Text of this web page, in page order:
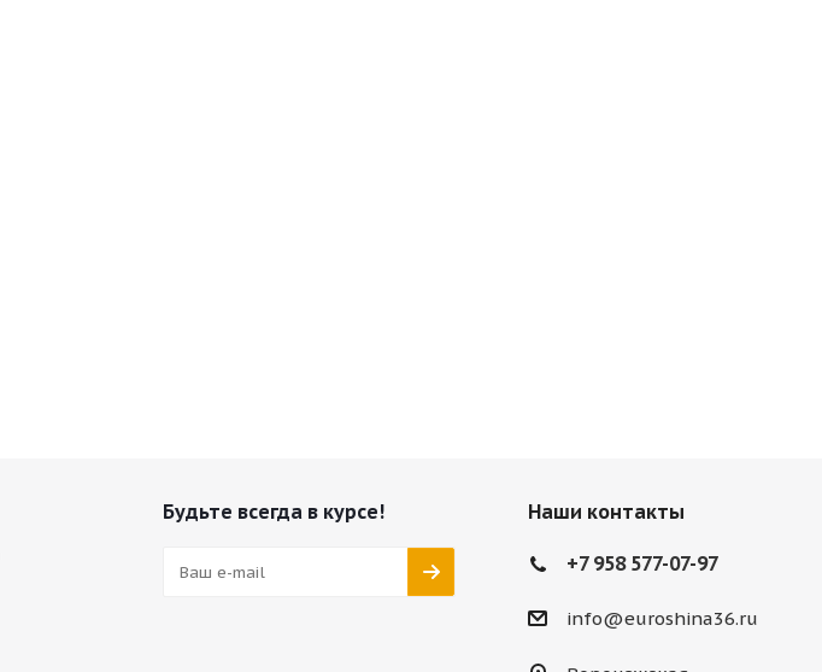
Будьте всегда в курсе! Наши контакты
+7 958 577-07-97
info@euroshina36.ru